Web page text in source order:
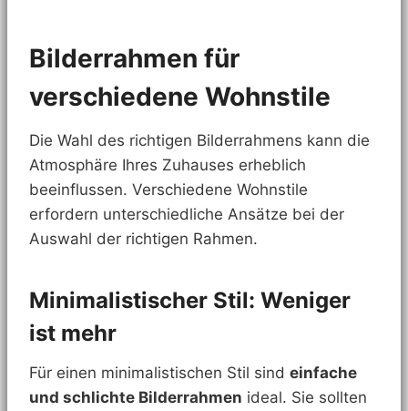
Bilderrahmen für
verschiedene Wohnstile
Die Wahl des richtigen Bilderrahmens kann die
Atmosphäre Ihres Zuhauses erheblich
beeinflussen. Verschiedene Wohnstile
erfordern unterschiedliche Ansätze bei der
Auswahl der richtigen Rahmen.
Minimalistischer Stil: Weniger
ist mehr
Für einen minimalistischen Stil sind einfache
und schlichte Bilderrahmen ideal. Sie sollten